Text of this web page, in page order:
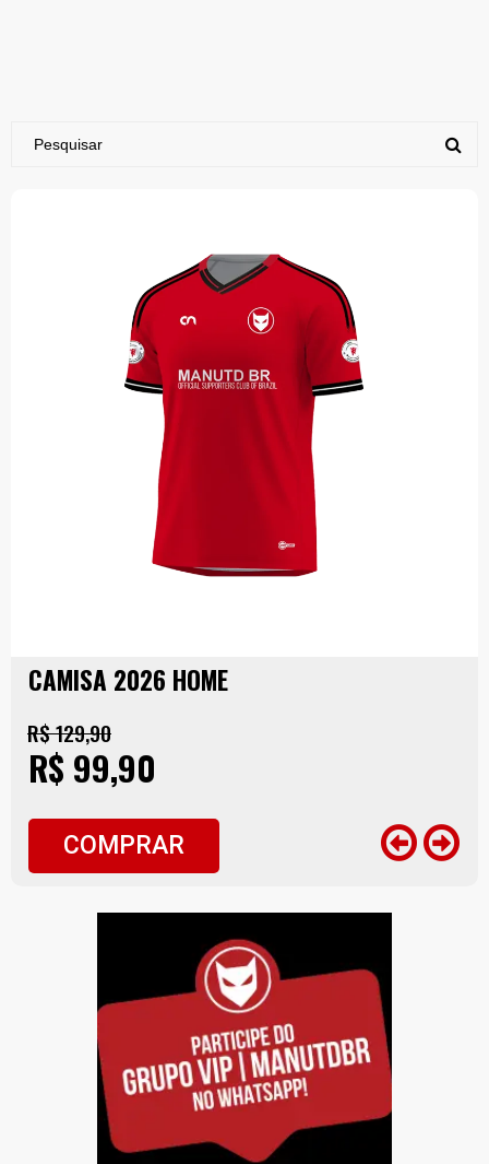
CAMISA 2026 HOME
R$ 129,90
R$ 99,90
COMPRAR